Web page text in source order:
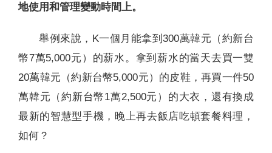
地使用和管理變動時間上。
舉例來說，K一個月能拿到300萬韓元（約新台
幣7萬5,000元）的薪水。拿到薪水的當天去買一雙
20萬韓元（約新台幣5,000元）的皮鞋，再買一件50
萬韓元（約新台幣1萬2,500元）的大衣，還有換成
最新的智慧型手機，晚上再去飯店吃頓套餐料理，
如何？